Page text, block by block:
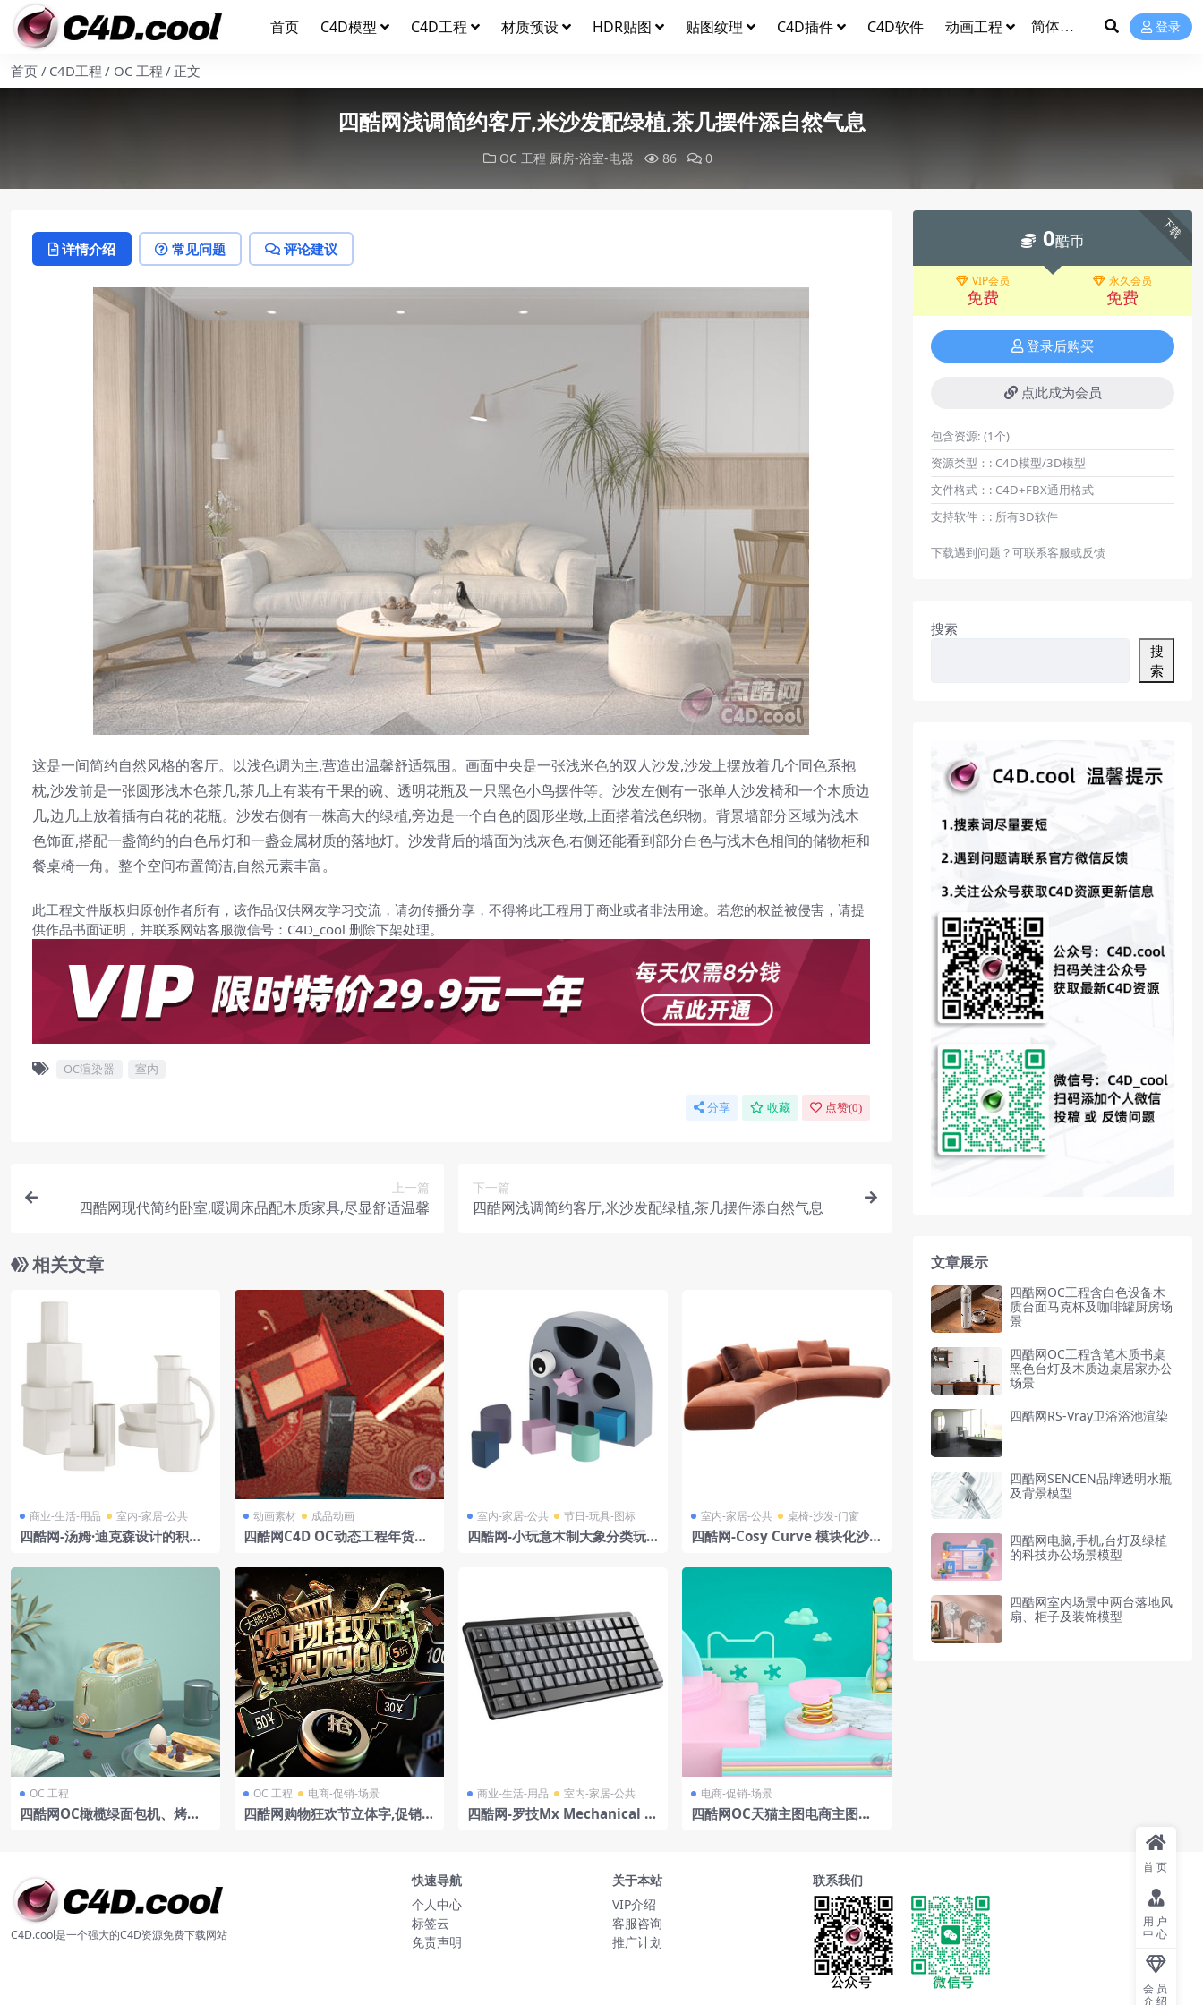
首页 C4D模型 C4D工程 材质预设 HDR贴图 贴图纹理 C4D插件 C4D软件 动画工程 登录
首页 C4D工程 OC 工程 正文
四酷网浅调简约客厅,米沙发配绿植,茶几摆件添自然气息
OC 工程 厨房-浴室-电器 86 0
详情介绍 常见问题 评论建议
这是一间简约自然风格的客厅。以浅色调为主,营造出温馨舒适氛围。画面中央是一张浅米色的双人沙发,沙发上摆放着几个同色系抱
枕,沙发前是一张圆形浅木色茶几,茶几上有装有干果的碗、透明花瓶及一只黑色小鸟摆件等。沙发左侧有一张单人沙发椅和一个木质边
几,边几上放着插有白花的花瓶。沙发右侧有一株高大的绿植,旁边是一个白色的圆形坐墩,上面搭着浅色织物。背景墙部分区域为浅木
色饰面,搭配一盏简约的白色吊灯和一盏金属材质的落地灯。沙发背后的墙面为浅灰色,右侧还能看到部分白色与浅木色相间的储物柜和
餐桌椅一角。整个空间布置简洁,自然元素丰富。
此工程文件版权归原创作者所有，该作品仅供网友学习交流，请勿传播分享，不得将此工程用于商业或者非法用途。若您的权益被侵害，请提
供作品书面证明，并联系网站客服微信号：C4D_cool 删除下架处理。
OC渲染器 室内
分享 收藏 点赞(0)
上一篇
四酷网现代简约卧室,暖调床品配木质家具,尽显舒适温馨
下一篇
四酷网浅调简约客厅,米沙发配绿植,茶几摆件添自然气息
相关文章
商业-生活-用品 室内-家居-公共
四酷网-汤姆·迪克森设计的积木
动画素材 成品动画
四酷网C4D OC动态工程年货节
室内-家居-公共 节日-玩具-图标
四酷网-小玩意木制大象分类玩
室内-家居-公共 桌椅-沙发-门窗
四酷网-Cosy Curve 模块化沙发
OC 工程
四酷网OC橄榄绿面包机、烤吐
OC 工程 电商-促销-场景
四酷网购物狂欢节立体字,促销标
商业-生活-用品 室内-家居-公共
四酷网-罗技Mx Mechanical M
电商-促销-场景
四酷网OC天猫主图电商主图电
下载
0酷币
VIP会员
免费
永久会员
免费
登录后购买
点此成为会员
包含资源: (1个)
资源类型：: C4D模型/3D模型
文件格式：: C4D+FBX通用格式
支持软件：: 所有3D软件
下载遇到问题？可联系客服或反馈
搜索
搜
索
文章展示
四酷网OC工程含白色设备木
质台面马克杯及咖啡罐厨房场
景
四酷网OC工程含笔木质书桌
黑色台灯及木质边桌居家办公
场景
四酷网RS-Vray卫浴浴池渲染
四酷网SENCEN品牌透明水瓶
及背景模型
四酷网电脑,手机,台灯及绿植
的科技办公场景模型
四酷网室内场景中两台落地风
扇、柜子及装饰模型
C4D.cool是一个强大的C4D资源免费下载网站
快速导航
个人中心
标签云
免责声明
关于本站
VIP介绍
客服咨询
推广计划
联系我们
首页
用户
中心
会员
介绍